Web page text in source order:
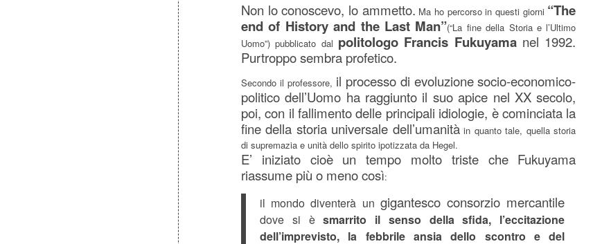
Non lo conoscevo, lo ammetto. Ma ho percorso in questi giorni “The
end of History and the Last Man”(“La fine della Storia e l’Ultimo
Uomo”) pubblicato dal politologo Francis Fukuyamanel 1992.
Purtroppo sembra profetico.
Secondo il professore, il processo di evoluzione socio-economico-
politico dell’Uomo ha raggiunto il suo apice nel XX secolo,
poi, con il fallimento delle principali idiologie, è cominciata la
fine della storia universale dell’umanitàin quanto tale, quella storia
di supremazia e unità dello spirito ipotizzata da Hegel.
E’ iniziato cioè un tempo molto triste che Fukuyama
riassume più o meno così:
il mondo diventerà un gigantesco consorzio mercantile
dove si èsmarrito il senso della sfida, l’eccitazione
dell’imprevisto, la febbrile ansia dello scontro e del